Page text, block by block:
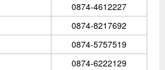
0874-4612227
0874-8217692
0874-5757519
0874-6222129